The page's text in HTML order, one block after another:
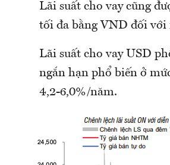
Lãi suất cho vay cũng
tối đa bằng VND đối
Lãi suất cho vay USD
ngắn hạn phổ biến ở
4,2-6,0%/năm.